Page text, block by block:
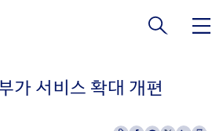
가 서비스 확대 개편